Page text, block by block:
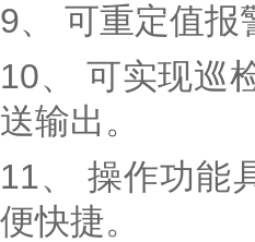
9、 可重定值
10、 可实现巡
送输出。
11、 操作功
便快捷。